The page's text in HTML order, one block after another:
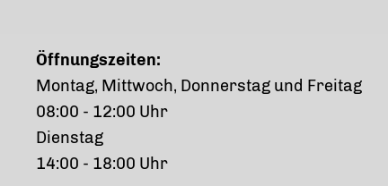
Öffnungszeiten:
Montag, Mittwoch, Donnerstag und Freitag
08:00 - 12:00 Uhr
Dienstag
14:00 - 18:00 Uhr